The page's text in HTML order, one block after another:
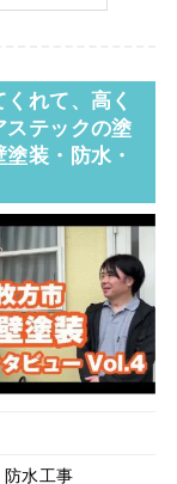
れて、高く
ステックの塗
装・防水・
防水工事